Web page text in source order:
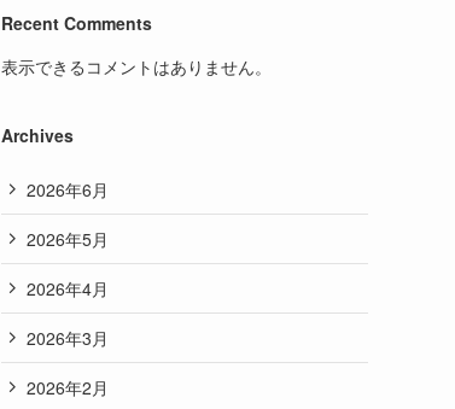
Recent Comments
表示できるコメントはありません。
Archives
2026年6月
2026年5月
2026年4月
2026年3月
2026年2月